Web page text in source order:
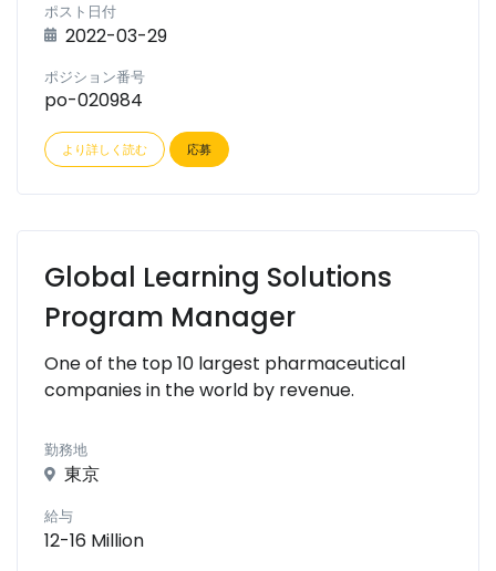
ポスト日付
2022-03-29
ポジション番号
po-020984
より詳しく読む 応募
Global Learning Solutions
Program Manager
One of the top 10 largest pharmaceutical
companies in the world by revenue.
勤務地
東京
給与
12-16 Million